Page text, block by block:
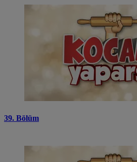
39. Bölüm